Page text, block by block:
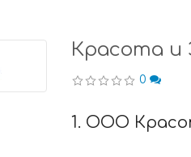
Красота и
0
1. ООО